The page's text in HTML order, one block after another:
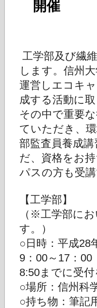
開催
工学部及び繊
します。信州
運営しエコキ
成する活動に
その中で重要
ていただき、
部監査員養成
だ、資格をお
パスの方も受
【工学部】
（※工学部に
す。）
○日時：平成28
9：00～17：00
8:50までに受
○場所：信州科
○持ち物：筆記